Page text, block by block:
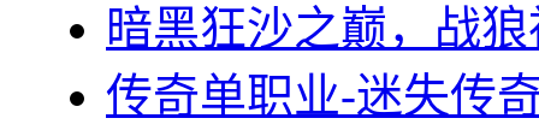
暗黑狂沙之巅，战
传奇单职业-迷失传